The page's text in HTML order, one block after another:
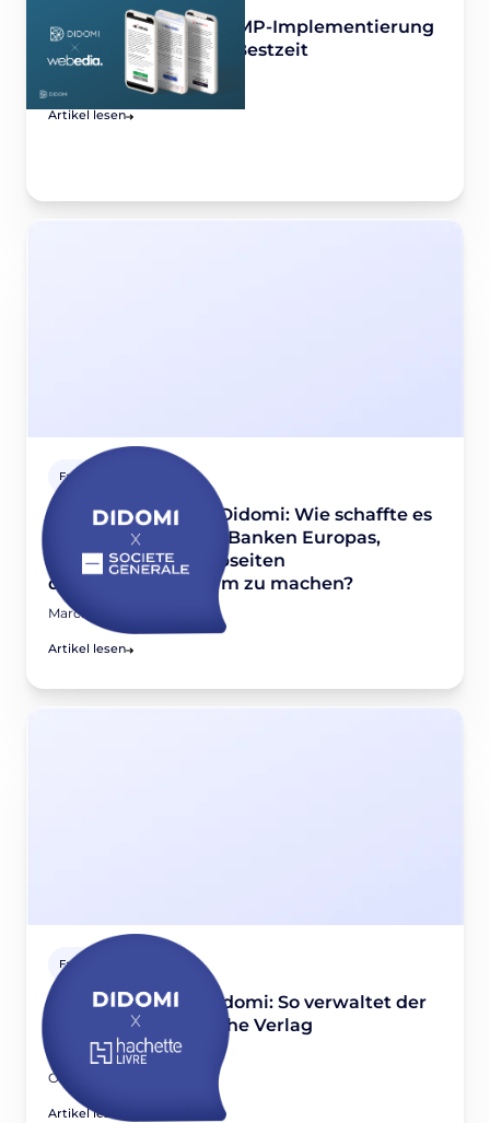
Webedia x Didomi: CMP-Implementierung
für Web und AMP in Bestzeit
March 29, 2022
Artikel lesen
Fallstudien
Société Générale x Didomi: Wie schaffte es
eine der führenden Banken Europas,
Hunderte ihrer Webseiten
datenschutzkonform zu machen?
March 24, 2022
Artikel lesen
Fallstudien
Hachette Livre X Didomi: So verwaltet der
führende französische Verlag
Einwilligungen
October 15, 2021
Artikel lesen